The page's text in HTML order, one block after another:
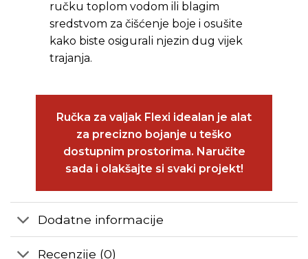
ručku toplom vodom ili blagim
sredstvom za čišćenje boje i osušite
kako biste osigurali njezin dug vijek
trajanja.
Ručka za valjak Flexi idealan je alat
za precizno bojanje u teško
dostupnim prostorima. Naručite
sada i olakšajte si svaki projekt!
Dodatne informacije
Recenzije (0)